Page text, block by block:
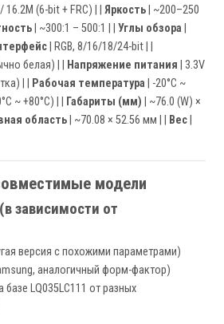
/ 16.2M (6-bit + FRC) | | Яркость | ~200–250
| ~300:1 – 500:1 | | Углы обзора
| RGB, 8/16/18/24-bit | |
белая) | | Напряжение питания | 3.3V
| |
Рабочая температура | -20°C ~
~ +80°C) | |
Габариты (мм) | ~76.0 (W) ×
область | ~70.08 × 52.56 мм | | Вес
модели
зависимости от
версия с похожими параметрами)
аналогичный форм-фактор)
базе LQ035LC111 от разных